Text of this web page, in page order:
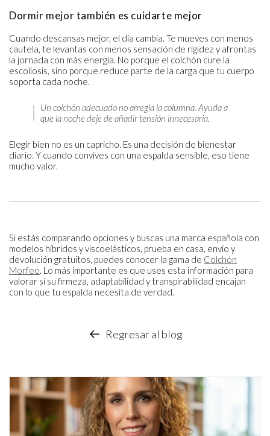
Dormir mejor también es cuidarte mejor
Cuando descansas mejor, el día cambia. Te mueves con menos
cautela, te levantas con menos sensación de rigidez y afrontas
la jornada con más energía. No porque el colchón cure la
escoliosis, sino porque reduce parte de la carga que tu cuerpo
soporta cada noche.
Un colchón adecuado no arregla la columna. Ayuda a
que la noche deje de añadir tensión innecesaria.
Elegir bien no es un capricho. Es una decisión de bienestar
diario. Y cuando convives con una espalda sensible, eso tiene
mucho valor.
Si estás comparando opciones y buscas una marca española con
modelos híbridos y viscoelásticos, prueba en casa, envío y
devolución gratuitos, puedes conocer la gama de Colchón
Morfeo. Lo más importante es que uses esta información para
valorar si su firmeza, adaptabilidad y transpirabilidad encajan
con lo que tu espalda necesita de verdad.
Regresar al blog